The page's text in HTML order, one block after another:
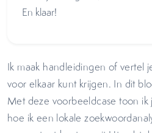
En klaar!
Ik maak handleidingen of vertel
voor elkaar kunt krijgen. In dit
Met deze voorbeeldcase toon ik
hoe ik een lokale